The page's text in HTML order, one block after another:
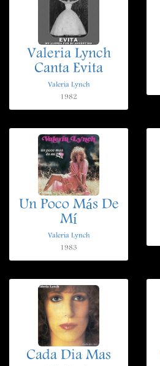
Valeria Lynch
Canta Evita
Valeria Lynch
1982
Un Poco Más De
Mí
Valeria Lynch
1983
Cada Dia Mas